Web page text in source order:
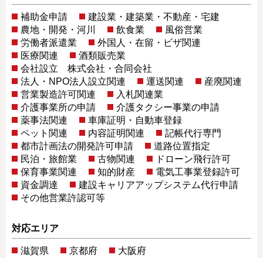
補助金申請
建設業・建築業・不動産・宅建
農地・開発・河川
飲食業
風俗営業
労働者派遣業
外国人・在留・ビザ関連
医療関連
酒類販売業
会社設立 株式会社・合同会社
法人・NPO法人設立関連
運送関連
産廃関連
営業製造許可関連
入札関連業
介護事業所の申請
介護タクシー事業の申請
薬事法関連
車庫証明・自動車登録
ペット関連
内容証明関連
記帳代行専門
都市計画法の開発許可申請
道路位置指定
民泊・旅館業
古物関連
ドローン飛行許可
保育事業関連
知的財産
電気工事業登録許可
資金調達
建設キャリアアップシステム代行申請
その他営業許認可等
対応エリア
滋賀県 京都府 大阪府